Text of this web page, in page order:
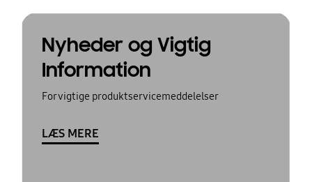
Nyheder og Vigtig
Information
For vigtige produktservicemeddelelser
LÆS MERE